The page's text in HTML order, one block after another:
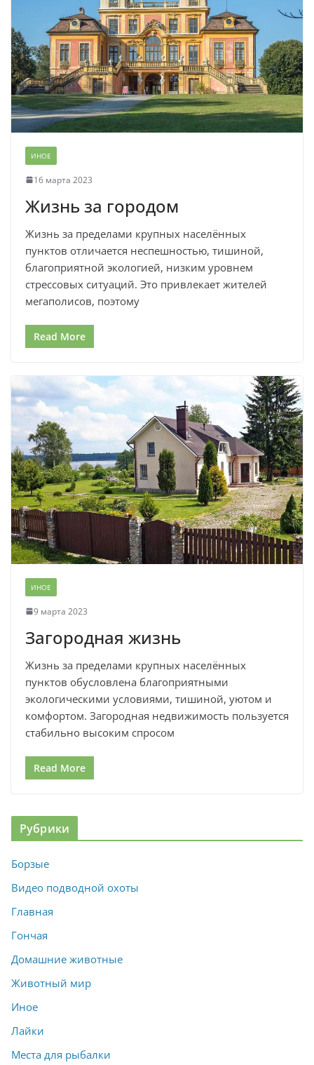
ИНОЕ
16 марта 2023
Жизнь за городом
Жизнь за пределами крупных населённых
пунктов отличается неспешностью, тишиной,
благоприятной экологией, низким уровнем
стрессовых ситуаций. Это привлекает жителей
мегаполисов, поэтому
Read More
ИНОЕ
9 марта 2023
Загородная жизнь
Жизнь за пределами крупных населённых
пунктов обусловлена благоприятными
экологическими условиями, тишиной, уютом и
комфортом. Загородная недвижимость пользуется
стабильно высоким спросом
Read More
Рубрики
Борзые
Видео подводной охоты
Главная
Гончая
Домашние животные
Животный мир
Иное
Лайки
Места для рыбалки